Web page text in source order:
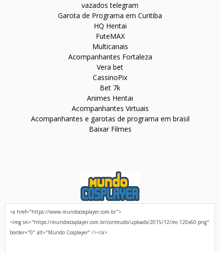
vazados telegram
Garota de Programa em Curitiba
HQ Hentai
FuteMAX
Multicanais
Acompanhantes Fortaleza
Vera bet
CassinoPix
Bet 7k
Animes Hentai
Acompanhantes Virtuais
Acompanhantes e garotas de programa em brasil
Baixar Filmes